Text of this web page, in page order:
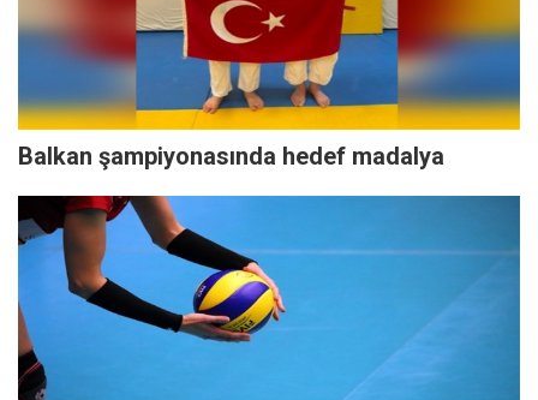
Balkan şampiyonasında hedef madalya